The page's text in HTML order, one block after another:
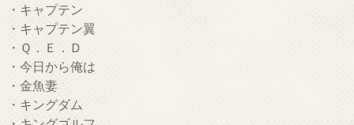
・キャプテン
・キャプテン翼
・Ｑ．Ｅ．Ｄ
・今日から俺は
・金魚妻
・キングダム